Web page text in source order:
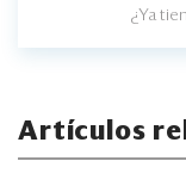
¿Ya
Artículos